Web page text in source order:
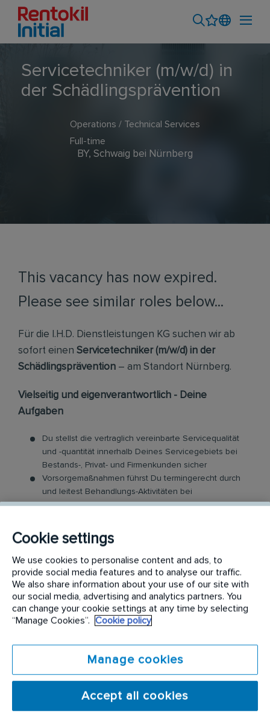
Servicetechniker (m/w/d) in
der Schädlingsprävention
Operations / Technical Services
Full-time
BY, Schwaig bei Nürnberg
This vacancy has now expired.
Please see similar roles below...
Für die I.H.D. Dienstleistungen KG suchen wir ab
sofort einen Servicetechniker (m/w/d) in der
Schädlingsprävention – am Standort Nürnberg.
Vielseitig und eigenverantwortlich - Deine
Aufgaben
Du stellst die vertraglich vereinbarte Servicequalität
und -quantität innerhalb Deines Servicegebiets bei
Bestands-, Privat- und Firmenkunden sicher
Vorsorgemaßnahmen führst Du termingerecht durch
und leitest Behandlungs-Aktivitäten bei
Schädlingsbefall ein
Du berätst Kunden zur Gefahrenabwehr und
empfiehlst Maßnahmen zur Schädlingsprävention und
-bekämpfung
Die Auftragsdokumentation erfolgt digital
Unternehmensbeschreibung
Die Rentokil Initial GmbH & Co. KG gehört zu einem
der größten Dienstleistungs-Konzerne weltweit
Cookie settings
We use cookies to personalise content and ads, to
provide social media features and to analyse our traffic.
We also share information about your use of our site with
our social media, advertising and analytics partners. You
can change your cookie settings at any time by selecting
“Manage Cookies”. Cookie policy
Manage cookies
Accept all cookies